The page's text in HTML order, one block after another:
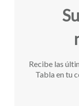
Recibe las
Tabla en tu